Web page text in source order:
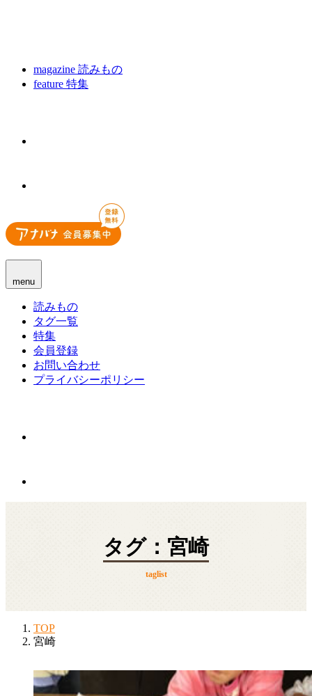
magazine 読みもの
feature 特集
menu
読みもの
タグ一覧
特集
会員登録
お問い合わせ
プライバシーポリシー
タグ：宮崎
taglist
TOP
宮崎